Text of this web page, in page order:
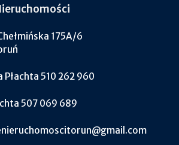
175A/6
Płachta 510 262 960
507 069 689